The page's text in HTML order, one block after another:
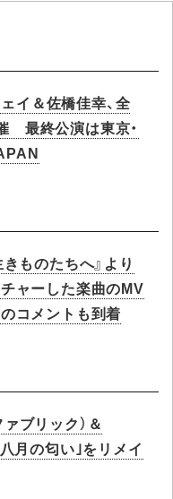
イ＆佐橋佳幸、全
最終公演は東京・
ものたちへ』より
ャーした楽曲のMV
コメントも到着
ブリック）＆
月の匂い｣をリメイ